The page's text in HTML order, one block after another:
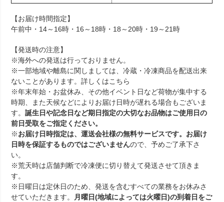
【お届け時間指定】
午前中・14～16時・16～18時・18～20時・19～21時
【発送時の注意】
※海外への発送は行っておりません。
※一部地域や離島に関しましては、冷蔵・冷凍商品を配送出来
ないことがあります。詳しくはこちら
※年末年始・お盆休み、その他イベント日など荷物が集中する
時期、また天候などによりお届け日時が遅れる場合もございま
す。誕生日や記念日など期日指定の大切なお品物はご使用日の
前日受取をご指定ください。
※お届け日時指定は、運送会社様の無料サービスです。お届け
日時を保証するものではございませんので、予めご了承下さ
い。
※荒天時は店舗判断で冷凍便に切り替えて発送させて頂きま
す。
※日曜日は定休日のため、発送を含むすべての業務をお休みさ
せていただきます。
月曜日(地域によっては火曜日)の到着日をご